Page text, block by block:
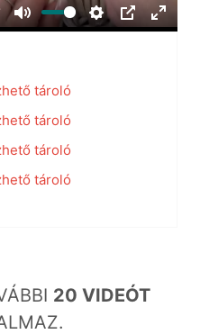
Mute Settings
PIP Enter
tároló
tároló
tároló
tároló
20 VIDEÓT